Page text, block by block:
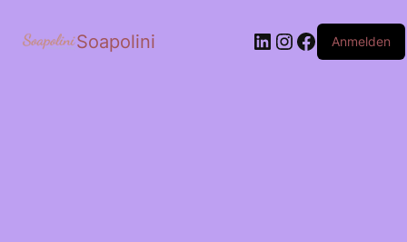
Soapolini LinkedIn
Instagram
Facebook
Anmelden